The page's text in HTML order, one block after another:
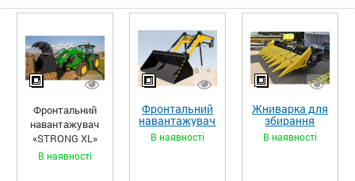
Фронтальний
навантажувач
«STRONG XL»
В наявності
Фронтальний
навантажувач
«STRONG»
В наявності
Жниварка для
збирання
кукурудзи
ЖКИ-870
В наявності